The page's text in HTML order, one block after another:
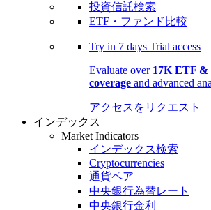
投資信託検索
ETF・ファンド比較
Try in 7 days Trial access
Evaluate over 17K ETF &
coverage and advanced
アクセスをリクエスト
インデックス
Market Indicators
インデックス検索
Cryptocurrencies
通貨ペア
中央銀行為替レート
中央銀行金利